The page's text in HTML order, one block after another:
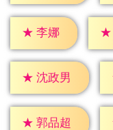
★ 李娜 ★
★ 沈政男
★ 郭品超